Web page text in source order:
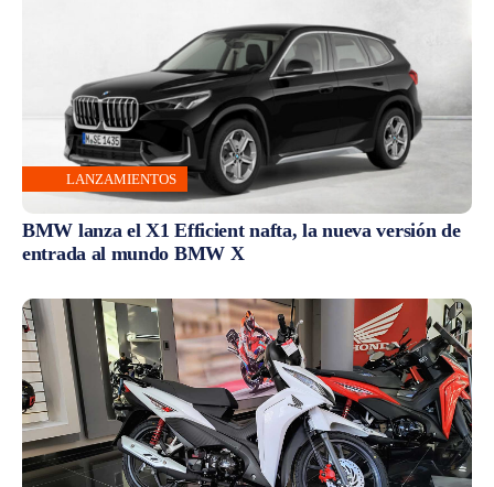
LANZAMIENTOS
BMW lanza el X1 Efficient nafta, la nueva versión de
entrada al mundo BMW X